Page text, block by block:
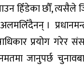
हिँडेका छौँ, त्यसैले
।
प्रयोग गरेर
जानुपर्छ